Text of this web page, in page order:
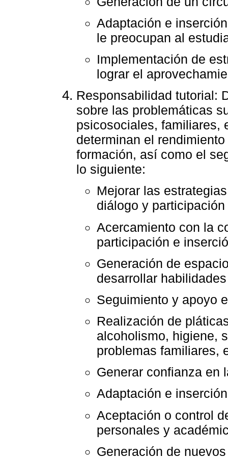
Adaptación e
le preocupan al
Implementación de
lograr el
Responsabilidad tutorial:
sobre las problemáticas
psicosociales, familiares,
determinan el
formación, así como el
lo siguiente:
Mejorar las
diálogo y
Acercamiento con la
participación e
Generación de
desarrollar
Seguimiento y apoyo
Realización de
alcoholismo, higiene,
problemas familiares,
Generar confianza en
Adaptación e
Aceptación o control
personales y
Generación de